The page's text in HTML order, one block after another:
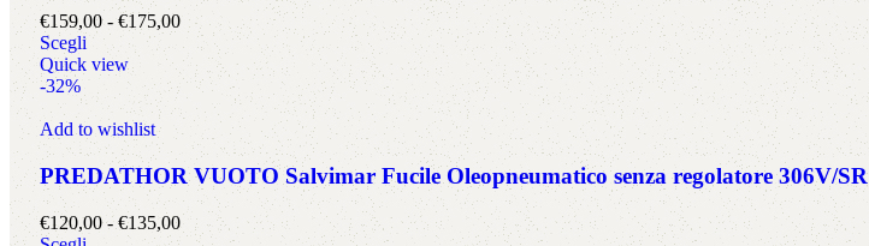
€159,00 - €175,00
Scegli
Quick view
-32%
Add to wishlist
PREDATHOR VUOTO Salvimar Fucile Oleopneumatico senza regolatore 306V/SR
€120,00 - €135,00